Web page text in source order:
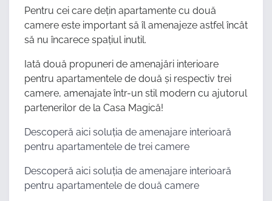
Pentru cei care dețin apartamente cu două
camere este important să îl amenajeze astfel încât
să nu încarece spațiul inutil.
Iată două propuneri de amenajări interioare
pentru apartamentele de două și respectiv trei
camere, amenajate într-un stil modern cu ajutorul
partenerilor de la Casa Magică!
Descoperă aici soluția de amenajare interioară
pentru apartamentele de trei camere
Descoperă aici soluția de amenajare interioară
pentru apartamentele de două camere